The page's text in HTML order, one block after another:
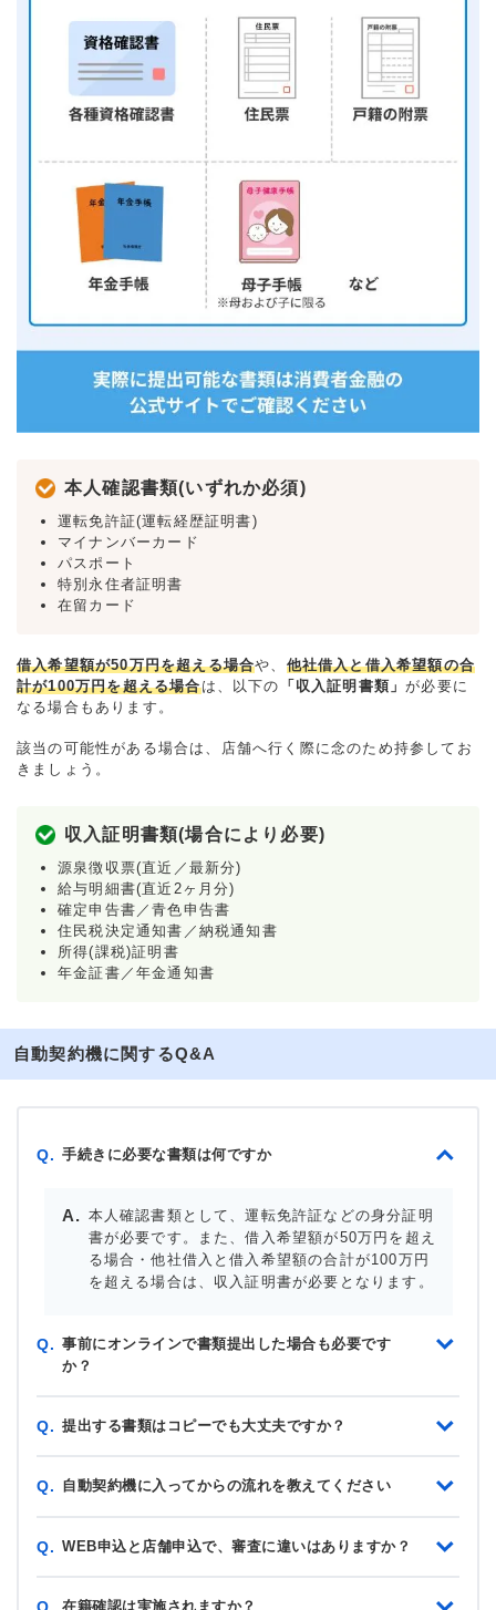
本人確認書類(いずれか必須)
運転免許証(運転経歴証明書)
マイナンバーカード
パスポート
特別永住者証明書
在留カード
借入希望額が50万円を超える場合や、 他社借入と借入希望額の合
計が100万円を超える場合は、以下の 「収入証明書類」が必要に
なる場合もあります。
該当の可能性がある場合は、店舗へ行く際に念のため持参してお
きましょう。
収入証明書類(場合により必要)
源泉徴収票(直近／最新分)
給与明細書(直近2ヶ月分)
確定申告書／青色申告書
住民税決定通知書／納税通知書
所得(課税)証明書
年金証書／年金通知書
自動契約機に関するQ&A
Q. 手続きに必要な書類は何ですか
本人確認書類として、運転免許証などの身分証明
書が必要です。また、借入希望額が50万円を超え
る場合・他社借入と借入希望額の合計が100万円
を超える場合は、収入証明書が必要となります。
Q. 事前にオンラインで書類提出した場合も必要です
か？
Q. 提出する書類はコピーでも大丈夫ですか？
Q. 自動契約機に入ってからの流れを教えてください
Q. WEB申込と店舗申込で、審査に違いはありますか？
在籍確認は実施されますか？